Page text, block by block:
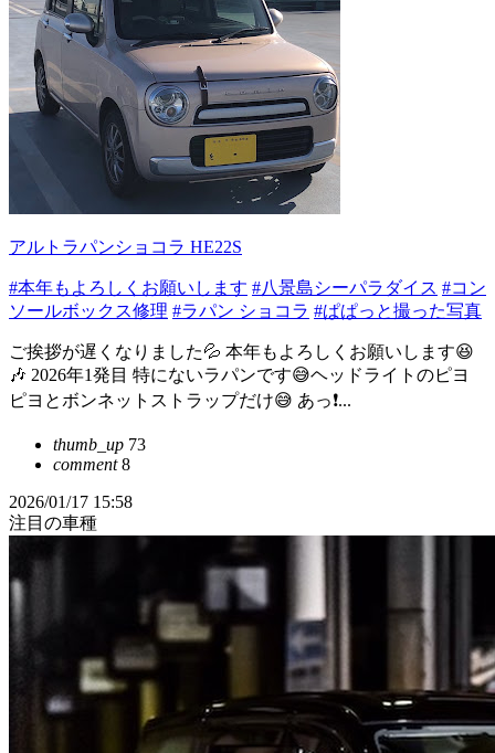
アルトラパンショコラ HE22S
#本年もよろしくお願いします #八景島シーパラダイス #コン
ソールボックス修理 #ラパン ショコラ #ぱぱっと撮った写真
ご挨拶が遅くなりました💦 本年もよろしくお願いします😆
🎶 2026年1発目 特にないラパンです😅ヘッドライトのピヨ
ピヨとボンネットストラップだけ😅 あっ❗...
thumb_up 73
comment8
2026/01/17 15:58
注目の車種